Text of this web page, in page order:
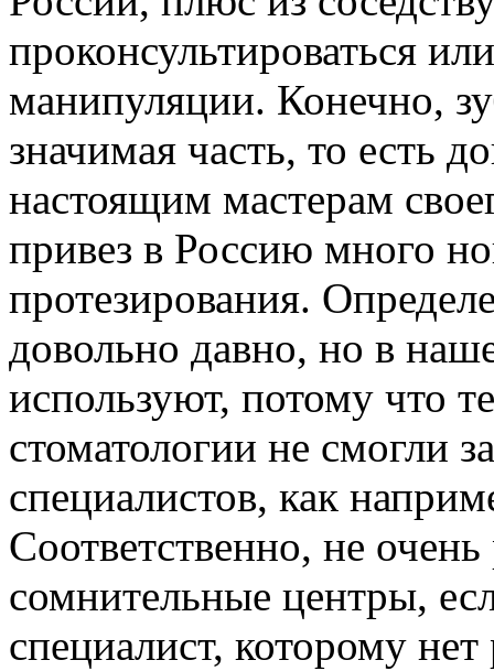
проконсультироваться
манипуляции. Конечно,
значимая часть, то есть
настоящим мастерам
привез в Россию много
протезирования.
довольно давно, но в
используют, потому что
стоматологии не смогли
специалистов, как
Соответственно, не
сомнительные центры,
специалист, которому